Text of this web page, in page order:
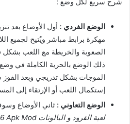
الوضع الفردي :
مهكرة برابط مباشر ويٌتيح لجميع
الصعوبة والخريطة مع اللعب
ذلك الوضع بالحرية الكاملة في
الموجات بشكل تدريجي وبعد الفوز
إستكمال اللعب أو الإرتقاء إلى
الوضع التعاوني : ثاني الأوضاع
لعبة القرود و البالونات balloons TD 6 Apk Mod